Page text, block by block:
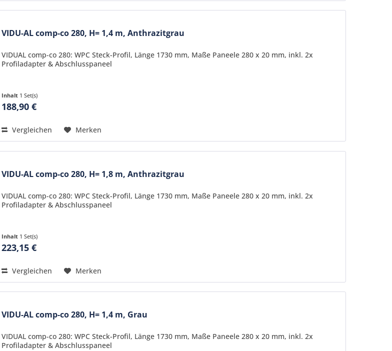
VIDU-AL comp-co 280, H= 1,4 m, Anthrazitgrau
VIDUAL comp-co 280: WPC Steck-Profil, Länge 1730 mm, Maße Paneele 280 x 20 mm, inkl. 2x
Profiladapter & Abschlusspaneel
Inhalt 1 Set(s)
188,90 €
Vergleichen Merken
VIDU-AL comp-co 280, H= 1,8 m, Anthrazitgrau
VIDUAL comp-co 280: WPC Steck-Profil, Länge 1730 mm, Maße Paneele 280 x 20 mm, inkl. 2x
Profiladapter & Abschlusspaneel
Inhalt 1 Set(s)
223,15 €
Vergleichen Merken
VIDU-AL comp-co 280, H= 1,4 m, Grau
VIDUAL comp-co 280: WPC Steck-Profil, Länge 1730 mm, Maße Paneele 280 x 20 mm, inkl. 2x
Profiladapter & Abschlusspaneel